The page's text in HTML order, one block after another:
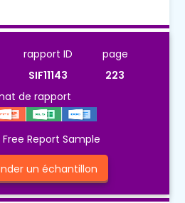
rapport ID
SIF11143
page
223
de rapport
Report Sample
un échantillon